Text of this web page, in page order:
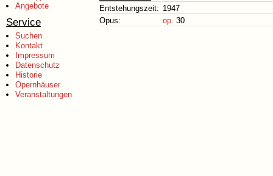
Angebote
Service
Suchen
Kontakt
Impressum
Datenschutz
Historie
Opernhäuser
Veranstaltungen
Entstehungszeit: 1947
Opus:
op. 30